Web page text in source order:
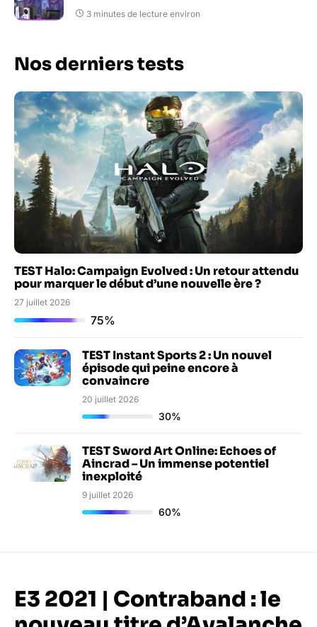
3 minutes de lecture environ
Nos derniers tests
TEST Halo: Campaign Evolved : Un retour attendu
pour marquer le début d’une nouvelle ère ?
27 juillet 2026
75%
TEST Instant Sports 2 : Un nouvel
épisode qui peine encore à
convaincre
20 juillet 2026
30%
TEST Sword Art Online: Echoes of
Aincrad – Un immense potentiel
inexploité
9 juillet 2026
60%
E3 2021 | Contraband : le